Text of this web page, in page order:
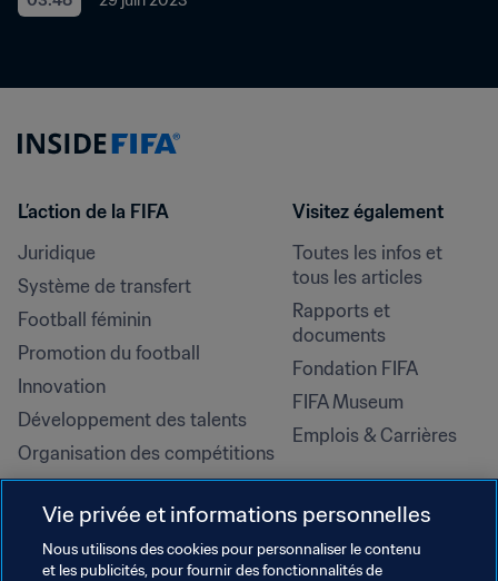
L’action de la FIFA
Juridique
Système de transfert
Football féminin
Promotion du football
Innovation
Développement des talents
Organisation des compétitions
Développement durable
Droits de l'homme et lutte contre
la discrimination
Visitez également
Toutes les infos et
tous les articles
Rapports et
documents
Fondation FIFA
FIFA Museum
Emplois & Carrières
Vie privée et informations personnelles
Nous utilisons des cookies pour personnaliser le contenu
et les publicités, pour fournir des fonctionnalités de